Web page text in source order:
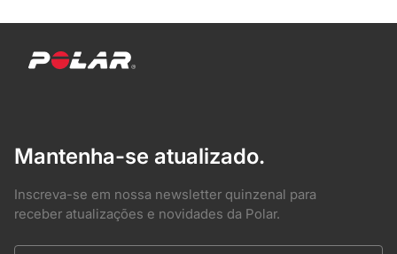
Mantenha-se atualizado.
Inscreva-se em nossa newsletter quinzenal para
receber atualizações e novidades da Polar.